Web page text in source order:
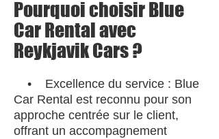
Pourquoi choisir Blue
Car Rental avec
Reykjavik Cars ?
• Excellence du service : Blue
Car Rental est reconnu pour son
approche centrée sur le client,
offrant un accompagnement